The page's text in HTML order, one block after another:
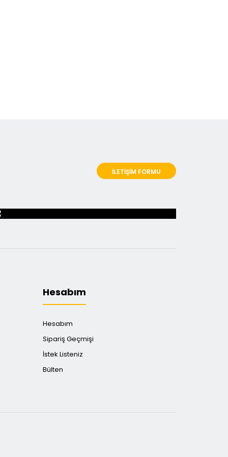
İLETİŞİM FORMU
Hesabım
Hesabım
Sipariş Geçmişi
İstek Listeniz
Bülten